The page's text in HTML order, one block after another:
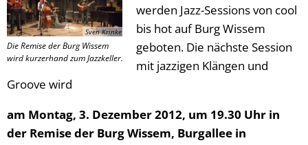
Sven Krinke
Die Remise der Burg Wissem
wird kurzerhand zum Jazzkeller.
werden Jazz-Sessions von cool
bis hot auf Burg Wissem
geboten. Die nächste Session
mit jazzigen Klängen und
Groove wird
am Montag, 3. Dezember 2012, um 19.30 Uhr in
der Remise der Burg Wissem, Burgallee in